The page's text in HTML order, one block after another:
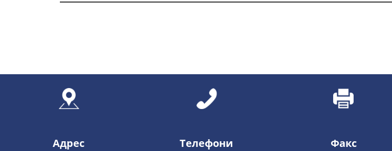
Адрес Телефони Факс